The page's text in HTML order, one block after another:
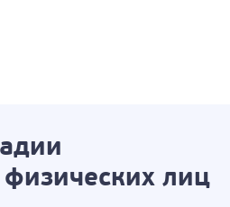
физических лиц